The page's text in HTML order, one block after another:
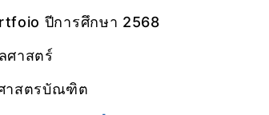
ปีการศึกษา 2568
ศาสตร์
าสตรบัณฑิต